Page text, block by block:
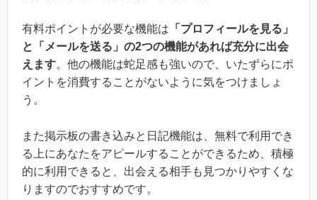
有料ポイントが必要な機能は 「プロフィールを見る」
と「メールを送る」の2つの機能があれば充分に出会
えます。他の機能は蛇足感も強いので、いたずらにポ
イントを消費することがないように気をつけましょ
う。
また掲示板の書き込みと日記機能は、無料で利用でき
る上にあなたをアピールすることができるため、積極
的に利用できると、出会える相手も見つかりやすくな
りますのでおすすめです。